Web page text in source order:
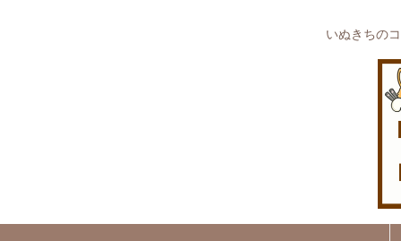
いぬきちの